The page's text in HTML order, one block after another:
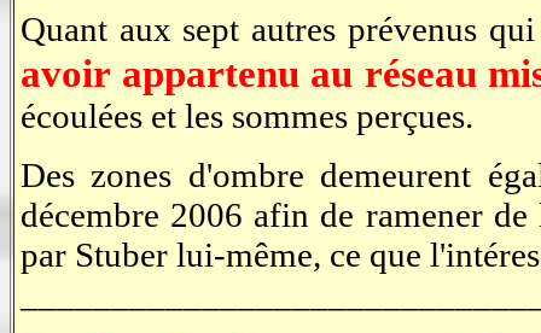
Quant aux sept autres prévenus
avoir appartenu au réseau
écoulées et les sommes perçues.
Des zones d'ombre demeurent
décembre 2006 afin de ramener
par Stuber lui-même, ce que